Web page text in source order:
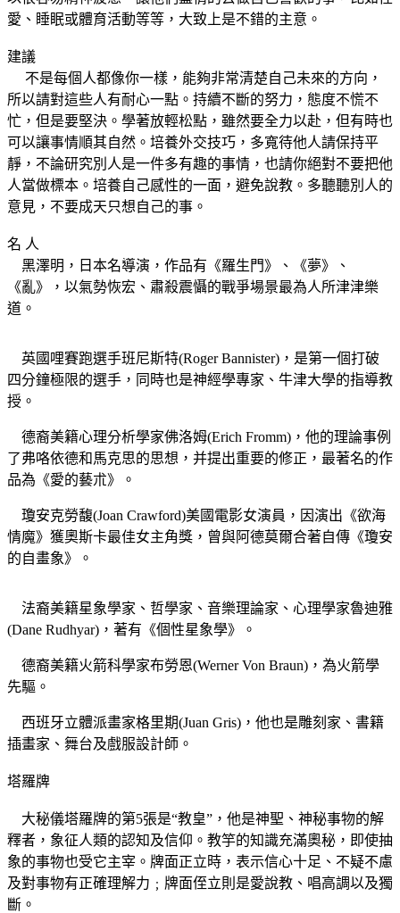
愛、睡眠或體育活動等等，大致上是不錯的主意。
建議
不是每個人都像你一樣，能夠非常清楚自己未來的方向，
所以請對這些人有耐心一點。持續不斷的努力，態度不慌不
忙，但是要堅決。學著放輕松點，雖然要全力以赴，但有時也
可以讓事情順其自然。培養外交技巧，多寬待他人請保持平
靜，不論研究別人是一件多有趣的事情，也請你絕對不要把他
人當做標本。培養自己感性的一面，避免說教。多聽聽別人的
意見，不要成天只想自己的事。
名 人
黑澤明，日本名導演，作品有《羅生門》、《夢》、
《亂》，以氣勢恢宏、肅殺震懾的戰爭場景最為人所津津樂
道。
英國哩賽跑選手班尼斯特(Roger Bannister)，是第一個打破
四分鐘極限的選手，同時也是神經學專家、牛津大學的指導教
授。
德裔美籍心理分析學家佛洛姆(Erich Fromm)，他的理論事例
了弗咯依德和馬克思的思想，并提出重要的修正，最著名的作
品為《愛的藝朮》。
瓊安克勞馥(Joan Crawford)美國電影女演員，因演出《欲海
情魔》獲奧斯卡最佳女主角獎，曾與阿德莫爾合著自傳《瓊安
的自畫象》。
法裔美籍星象學家、哲學家、音樂理論家、心理學家魯迪雅
(Dane Rudhyar)，著有《個性星象學》。
德裔美籍火箭科學家布勞恩(Werner Von Braun)，為火箭學
先驅。
西班牙立體派畫家格里期(Juan Gris)，他也是雕刻家、書籍
插畫家、舞台及戲服設計師。
塔羅牌
大秘儀塔羅牌的第5張是“教皇”，他是神聖、神秘事物的解
釋者，象征人類的認知及信仰。教竽的知識充滿奧秘，即使抽
象的事物也受它主宰。牌面正立時，表示信心十足、不疑不慮
及對事物有正確理解力﹔牌面侄立則是愛說教、唱高調以及獨
斷。